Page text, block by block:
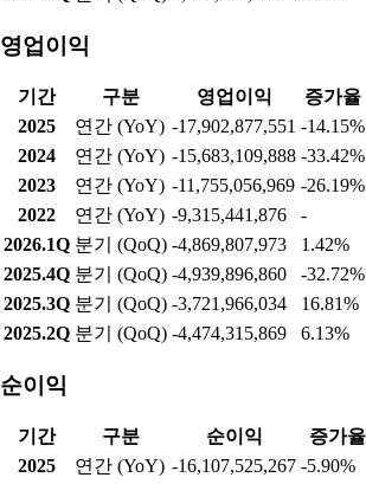
영업이익
기간 구분 영업이익
증가율
2025
연간 (YoY) -17,902,877,551 -14.15%
2024
연간 (YoY) -15,683,109,888 -33.42%
2023
연간 (YoY) -11,755,056,969 -26.19%
2022
연간 (YoY) -9,315,441,876
-
2026.1Q 분기 (QoQ) -4,869,807,973
1.42%
2025.4Q 분기 (QoQ) -4,939,896,860
-32.72%
2025.3Q 분기 (QoQ) -3,721,966,034
16.81%
2025.2Q 분기 (QoQ) -4,474,315,869 6.13%
순이익
기간 구분 순이익
증가율
2025
연간 (YoY) -16,107,525,267 -5.90%